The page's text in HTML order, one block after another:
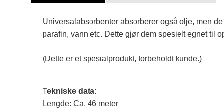
Universalabsorbenter absorberer også olje, men
parafin, vann etc. Dette gjør dem spesielt egnet til
(Dette er et spesialprodukt, forbeholdt kunde.)
Tekniske data:
Lengde: Ca. 46 meter